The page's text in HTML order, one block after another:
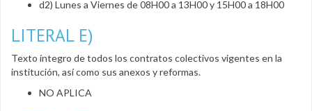
d2) Lunes a Viernes de 08H00 a 13H00 y 15H00 a 18H00
LITERAL E)
Texto íntegro de todos los contratos colectivos vigentes en la
institución, así como sus anexos y reformas.
NO APLICA